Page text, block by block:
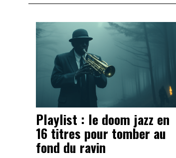
Playlist : le doom jazz en
16 titres pour tomber au
fond du ravin